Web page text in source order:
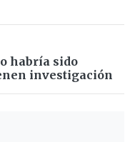
habría sido
investigación